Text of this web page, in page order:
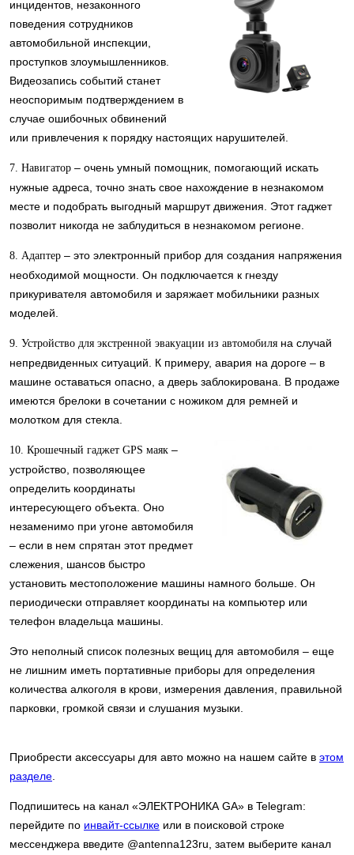
инцидентов, незаконного
поведения сотрудников
автомобильной инспекции,
проступков злоумышленников.
Видеозапись событий станет
неоспоримым подтверждением в
случае ошибочных обвинений
или привлечения к порядку настоящих нарушителей.
7. Навигатор – очень умный помощник, помогающий искать
нужные адреса, точно знать свое нахождение в незнакомом
месте и подобрать выгодный маршрут движения. Этот гаджет
позволит никогда не заблудиться в незнакомом регионе.
8. Адаптер – это электронный прибор для создания напряжения
необходимой мощности. Он подключается к гнезду
прикуривателя автомобиля и заряжает мобильники разных
моделей.
9. Устройство для экстренной эвакуации из автомобиля на случай
непредвиденных ситуаций. К примеру, авария на дороге – в
машине оставаться опасно, а дверь заблокирована. В продаже
имеются брелоки в сочетании с ножиком для ремней и
молотком для стекла.
10. Крошечный гаджет GPS маяк –
устройство, позволяющее
определить координаты
интересующего объекта. Оно
незаменимо при угоне автомобиля
– если в нем спрятан этот предмет
слежения, шансов быстро
установить местоположение машины намного больше. Он
периодически отправляет координаты на компьютер или
телефон владельца машины.
Это неполный список полезных вещиц для автомобиля – еще
не лишним иметь портативные приборы для определения
количества алкоголя в крови, измерения давления, правильной
парковки, громкой связи и слушания музыки.
Приобрести аксессуары для авто можно на нашем сайте в этом
разделе
Подпишитесь на канал «ЭЛЕКТРОНИКА GA» в Telegram:
перейдите по инвайт-ссылке или в поисковой строке
мессенджера введите @antenna123ru, затем выберите канал